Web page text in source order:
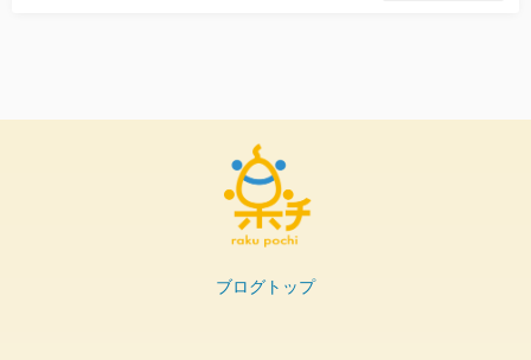
ブログトップ